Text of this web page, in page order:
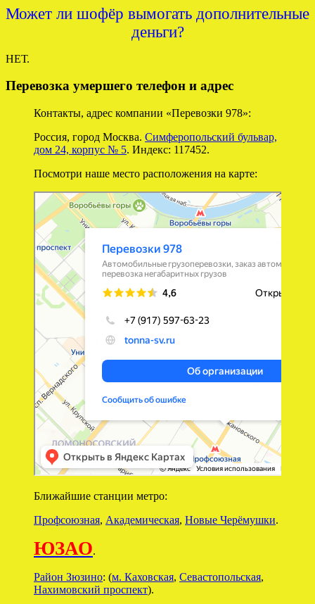
Может ли шофёр вымогать дополнительные
деньги?
НЕТ.
Перевозка умершего телефон и адрес
Контакты, адрес компании «Перевозки 978»:
Россия, город Москва. Симферопольский бульвар,
дом 24, корпус № 5. Индекс: 117452.
Посмотри наше место расположения на карте:
Перевозки 978
Перевозка негабаритных грузов в Москве
Автомобильные грузоперевозки в Москве
Ближайшие станции метро:
Профсоюзная, Академическая, Новые Черёмушки.
ЮЗАО.
Район Зюзино: (м. Каховская, Севастопольская,
Нахимовский проспект).